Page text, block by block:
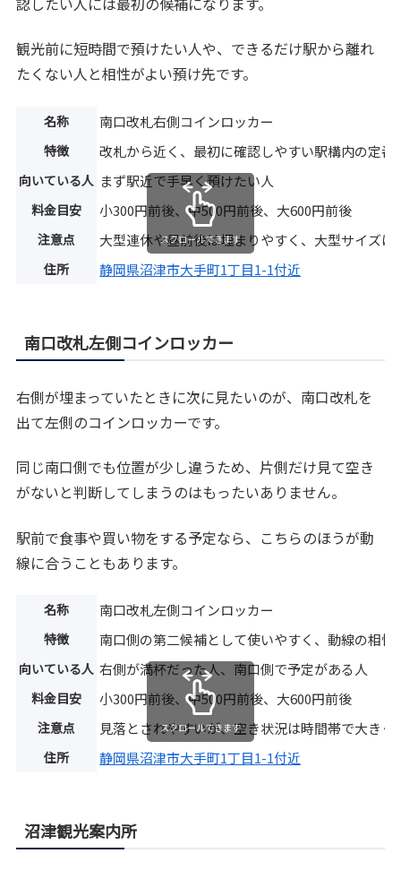
観光前に短時間で預けたい人や、できるだけ駅から離れ
たくない人と相性がよい預け先です。
名称 南口改札右側コインロッカー
特徴 改札から近く、最初に確認しやすい駅構内の定番
向いている人 まず駅近で手早く預けたい人
料金目安 小300円前後、中500円前後、大600円前後
注意点 大型連休や昼前後は埋まりやすく、大型サイズは
住所 静岡県沼津市大手町1丁目1-1付近
スクロールできます
南口改札左側コインロッカー
右側が埋まっていたときに次に見たいのが、南口改札を
出て左側のコインロッカーです。
同じ南口側でも位置が少し違うため、片側だけ見て空き
がないと判断してしまうのはもったいありません。
駅前で食事や買い物をする予定なら、こちらのほうが動
線に合うこともあります。
名称 南口改札左側コインロッカー
特徴 南口側の第二候補として使いやすく、動線の相性
向いている人 右側が満杯だった人、南口側で予定がある人
料金目安 小300円前後、中500円前後、大600円前後
注意点 見落とされやすいが、空き状況は時間帯で大きく
住所 静岡県沼津市大手町1丁目1-1付近
スクロールできます
沼津観光案内所